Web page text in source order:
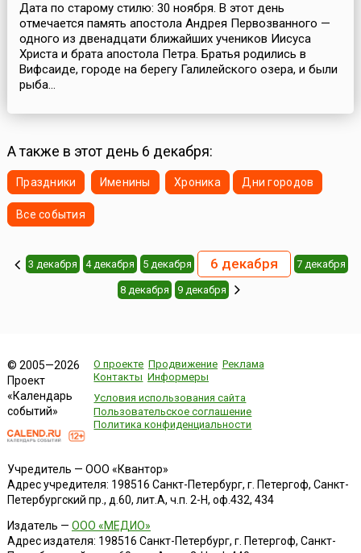
Дата по старому стилю: 30 ноября. В этот день
отмечается память апостола Андрея Первозванного —
одного из двенадцати ближайших учеников Иисуса
Христа и брата апостола Петра. Братья родились в
Вифсаиде, городе на берегу Галилейского озера, и были
рыба...
А также в этот день 6 декабря:
Праздники Именины Хроника Дни городов
Все события
3 декабря 4 декабря 5 декабря 6 декабря 7 декабря
8 декабря 9 декабря
© 2005—2026
Проект
«Календарь
событий»
О проекте Продвижение Реклама
Контакты Информеры
Условия использования сайта
Пользовательское соглашение
Политика конфиденциальности
Учредитель — ООО «Квантор»
Адрес учредителя: 198516 Санкт-Петербург, г. Петергоф, Санкт-
Петербургский пр., д.60, лит.А, ч.п. 2-Н, оф.432, 434
Издатель — ООО «МЕДИО»
Адрес издателя: 198516 Санкт-Петербург, г. Петергоф, Санкт-